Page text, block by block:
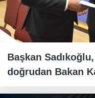
Başkan
doğrudan Bakan